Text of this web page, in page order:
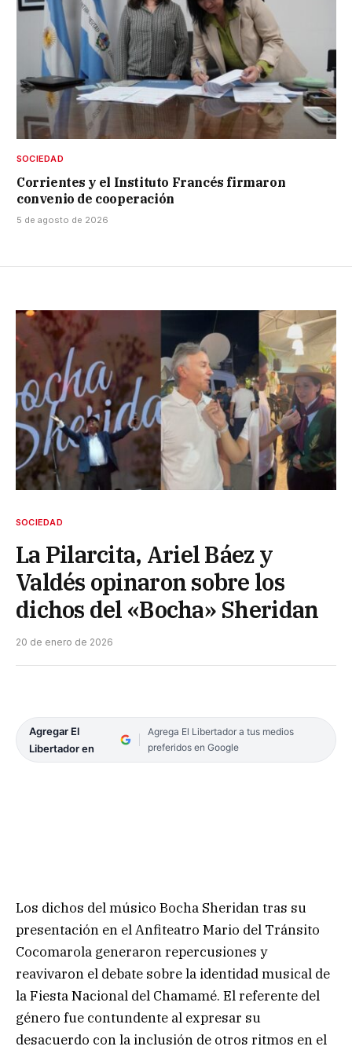
SOCIEDAD
Corrientes y el Instituto Francés firmaron
convenio de cooperación
5 de agosto de 2026
SOCIEDAD
La Pilarcita, Ariel Báez y
Valdés opinaron sobre los
dichos del «Bocha» Sheridan
20 de enero de 2026
Agregar El
Libertador en
Agrega El Libertador a tus medios
preferidos en Google
Los dichos del músico Bocha Sheridan tras su
presentación en el Anfiteatro Mario del Tránsito
Cocomarola generaron repercusiones y
reavivaron el debate sobre la identidad musical de
la Fiesta Nacional del Chamamé. El referente del
género fue contundente al expresar su
desacuerdo con la inclusión de otros ritmos en el